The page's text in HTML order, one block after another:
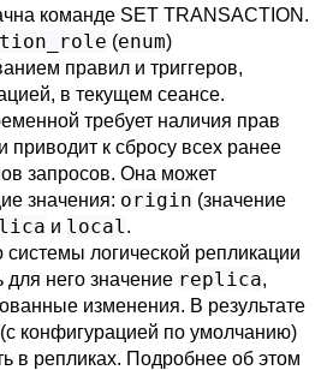
команде SET TRANSACTION .
(enum)
правил и триггеров,
в текущем сеансе.
требует наличия прав
приводит к сбросу всех ранее
запросов. Она может
значения: origin (значение
и local.
системы логической репликации
для него значение replica,
изменения. В результате
конфигурацией по умолчанию)
в репликах. Подробнее об этом